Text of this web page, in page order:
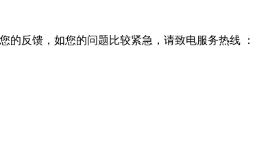
反馈，如您的问题比较紧急，请致电服务热线 ：